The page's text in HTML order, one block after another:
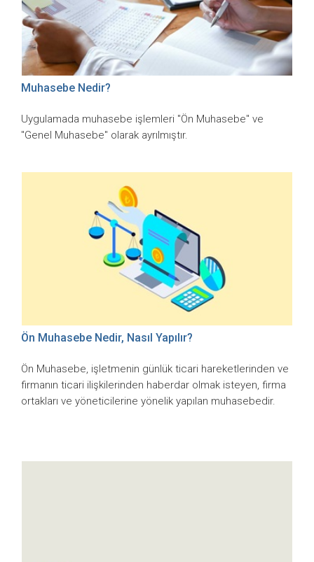
Muhasebe Nedir?
Uygulamada muhasebe işlemleri "Ön Muhasebe" ve
"Genel Muhasebe" olarak ayrılmıştır.
Ön Muhasebe Nedir, Nasıl Yapılır?
Ön Muhasebe, işletmenin günlük ticari hareketlerinden ve
firmanın ticari ilişkilerinden haberdar olmak isteyen, firma
ortakları ve yöneticilerine yönelik yapılan muhasebedir.